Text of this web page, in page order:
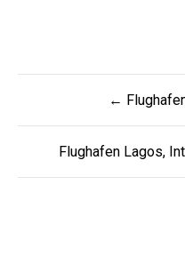
←
Flughafen Lagos,